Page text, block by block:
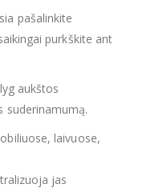
pašalinkite
purkškite ant
aukštos
suderinamumą.
laivuose,
jas